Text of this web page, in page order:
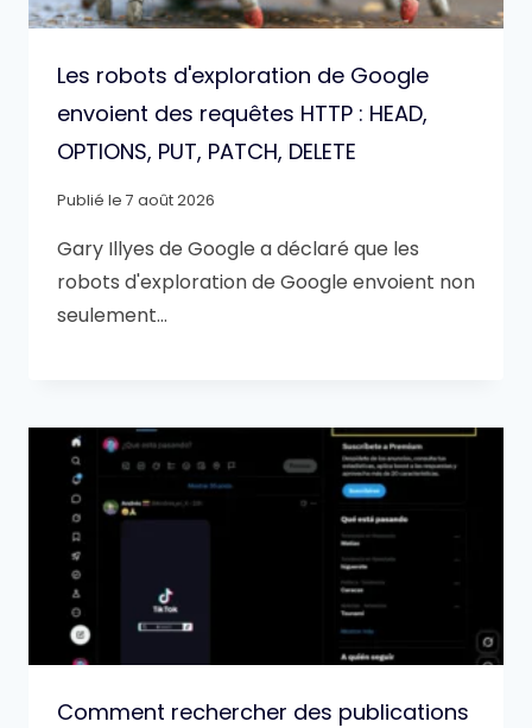
Les robots d'exploration de Google
envoient des requêtes HTTP : HEAD,
OPTIONS, PUT, PATCH, DELETE
Publié le 7 août 2026
Gary Illyes de Google a déclaré que les
robots d'exploration de Google envoient non
seulement…
Comment rechercher des publications